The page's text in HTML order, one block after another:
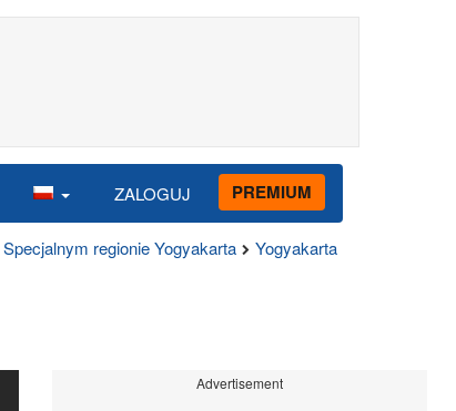
ZALOGUJ PREMIUM
Specjalnym regionie Yogyakarta Yogyakarta
Advertisement